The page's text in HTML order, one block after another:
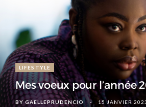
LIFESTYLE
Mes voeux pour l’année
BYGAELLEPRUDENCIO 15 JANVIER